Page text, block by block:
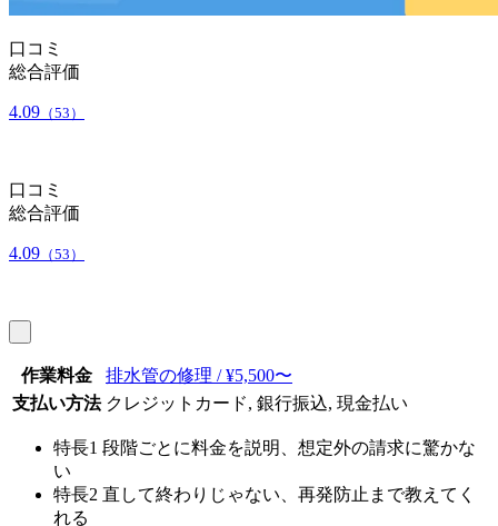
口コミ
総合評価
4.09 （53）
口コミ
総合評価
4.09 （53）
作業料金
排水管の修理 / ¥5,500〜
支払い方法 クレジットカード, 銀行振込, 現金払い
特長1 段階ごとに料金を説明、想定外の請求に驚かな
い
特長2 直して終わりじゃない、再発防止まで教えてく
れる